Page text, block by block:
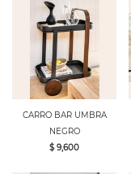
CARRO BAR UMBRA
NEGRO
$ 9,600